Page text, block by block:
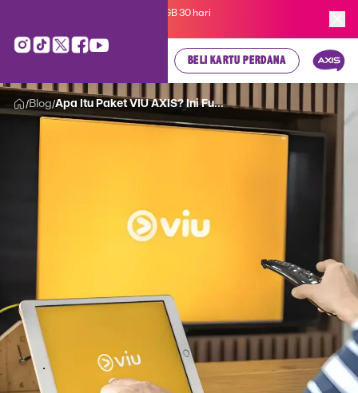
Kartu Perdana AXIS Suka-Suka 3GB 30 hari
BELI KARTU PERDANA
/Blog/Apa Itu Paket VIU AXIS? Ini Fu...